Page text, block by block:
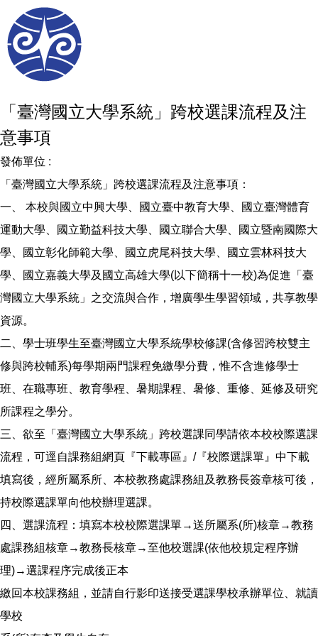
「臺灣國立大學系統」跨校選課流程及注
意事項
發佈單位 :
「臺灣國立大學系統」跨校選課流程及注意事項：
一、 本校與國立中興大學、國立臺中教育大學、國立臺灣體育
運動大學、國立勤益科技大學、國立聯合大學、國立暨南國際大
學、國立彰化師範大學、國立虎尾科技大學、國立雲林科技大
學、國立嘉義大學及國立高雄大學(以下簡稱十一校)為促進「臺
灣國立大學系統」之交流與合作，增廣學生學習領域，共享教學
資源。
二、學士班學生至臺灣國立大學系統學校修課(含修習跨校雙主
修與跨校輔系)每學期兩門課程免繳學分費，惟不含進修學士
班、在職專班、教育學程、暑期課程、暑修、重修、延修及研究
所課程之學分。
三、欲至「臺灣國立大學系統」跨校選課同學請依本校校際選課
流程，可逕自課務組網頁『下載專區』/『校際選課單』中下載
填寫後，經所屬系所、本校教務處課務組及教務長簽章核可後，
持校際選課單向他校辦理選課。
四、選課流程：填寫本校校際選課單→送所屬系(所)核章→教務
處課務組核章→教務長核章→至他校選課(依他校規定程序辦
理)→選課程序完成後正本
繳回本校課務組，並請自行影印送接受選課學校承辦單位、就讀
學校